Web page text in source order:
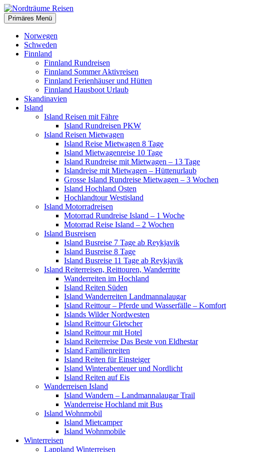
Zum
Inhalt
springen
Nordträume Reisen
Suchen
Primäres Menü
Norwegen
Schweden
Finnland
Finnland Rundreisen
Finnland Sommer Aktivreisen
Finnland Ferienhäuser und Hütten
Finnland Hausboot Urlaub
Skandinavien
Island
Island Reisen mit Fähre
Island Rundreisen PKW
Island Reisen Mietwagen
Island Reise Mietwagen 8 Tage
Island Mietwagenreise 10 Tage
Island Rundreise mit Mietwagen – 13 Tage
Islandreise mit Mietwagen – Hüttenurlaub
Grosse Island Rundreise Mietwagen – 3 Wochen
Island Hochland Osten
Hochlandtour Westisland
Island Motorradreisen
Motorrad Rundreise Island – 1 Woche
Motorrad Reise Island – 2 Wochen
Island Busreisen
Island Busreise 7 Tage ab Reykjavik
Island Busreise 8 Tage
Island Busreise 11 Tage ab Reykjavik
Island Reiterreisen, Reittouren, Wanderritte
Wanderreiten im Hochland
Island Reiten Süden
Island Wanderreiten Landmannalaugar
Island Reittour – Pferde und Wasserfälle – Komfort
Islands Wilder Nordwesten
Island Reittour Gletscher
Island Reittour mit Hotel
Island Reiterreise Das Beste von Eldhestar
Island Familienreiten
Island Reiten für Einsteiger
Island Winterabenteuer und Nordlicht
Island Reiten auf Eis
Wanderreisen Island
Island Wandern – Landmannalaugar Trail
Wanderreise Hochland mit Bus
Island Wohnmobil
Island Mietcamper
Island Wohnmobile
Winterreisen
Lappland Winterreisen